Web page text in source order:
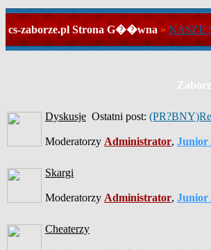
cs-zaborze.pl Strona G��wna » NASZE
Dyskusje Ostatni post:
Moderatorzy Administrator, Junior
Skargi
Moderatorzy Administrator, Junior
Cheaterzy